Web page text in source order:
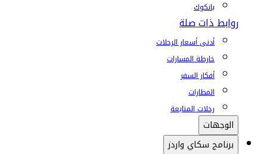
بانكوك
روابط ذات صلة
أدنى أسعار الرحلات
خارطة المسارات
أفكار السفر
المطارات
رحلات المتابعة
الوجهات
برنامج سكاي واردز